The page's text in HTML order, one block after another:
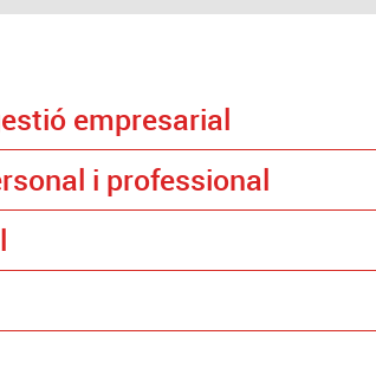
empresarial
i professional